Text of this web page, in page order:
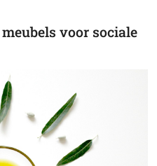
voor sociale